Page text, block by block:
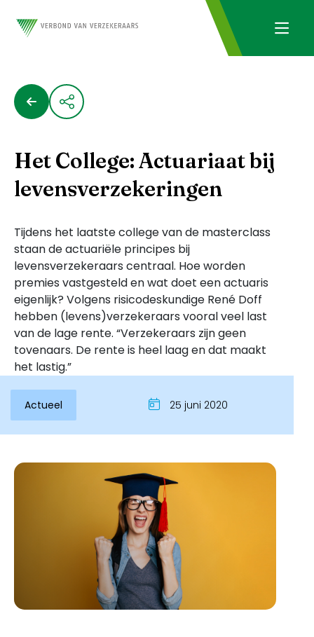
Het College: Actuariaat bij
levensverzekeringen
Tijdens het laatste college van de masterclass
staan de actuariële principes bij
levensverzekeraars centraal. Hoe worden
premies vastgesteld en wat doet een actuaris
eigenlijk? Volgens risicodeskundige René Doff
hebben (levens)verzekeraars vooral veel last
van de lage rente. “Verzekeraars zijn geen
tovenaars. De rente is heel laag en dat maakt
het lastig.”
Actueel 25 juni 2020